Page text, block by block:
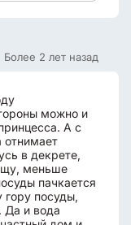
Более 2 лет назад
можно и
А с
отнимает
в декрете,
меньше
пачкается
посуды,
Да и вода